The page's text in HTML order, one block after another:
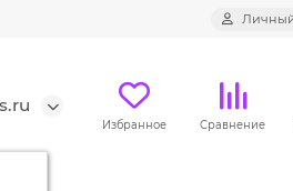
Избранное Сравнение